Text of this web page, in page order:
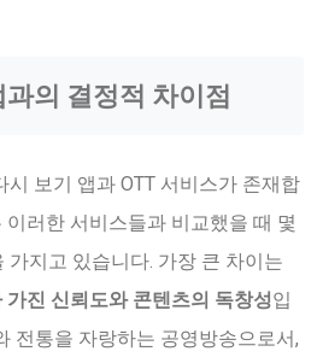
의 결정적 차이점
시 보기 앱과 OTT 서비스가 존재합
이러한 서비스들과 비교했을 때 몇
가지고 있습니다. 가장 큰 차이는
가진 신뢰도와 콘텐츠의 독창성입
전통을 자랑하는 공영방송으로서,